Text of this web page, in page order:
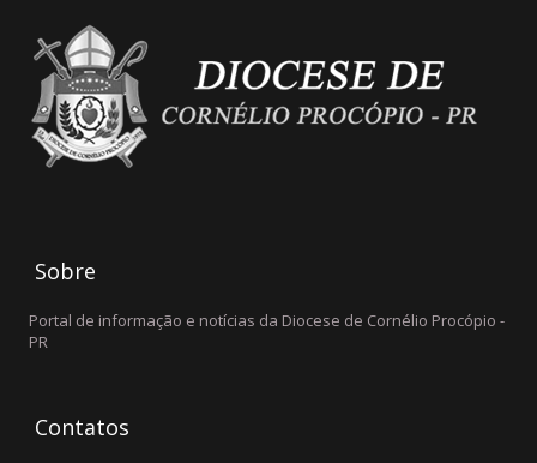
Sobre
Portal de informação e notícias da Diocese de Cornélio Procópio -
PR
Contatos